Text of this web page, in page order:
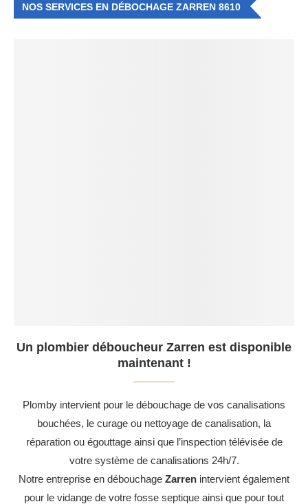
NOS SERVICES EN DÉBOCHAGE ZARREN 8610
Un plombier déboucheur Zarren est disponible
maintenant !
Plomby intervient pour le débouchage de vos canalisations
bouchées, le curage ou nettoyage de canalisation, la
réparation ou égouttage ainsi que l’inspection télévisée de
votre système de canalisations 24h/7.
Notre entreprise en débouchage Zarren intervient également
pour le vidange de votre fosse septique ainsi que pour tout